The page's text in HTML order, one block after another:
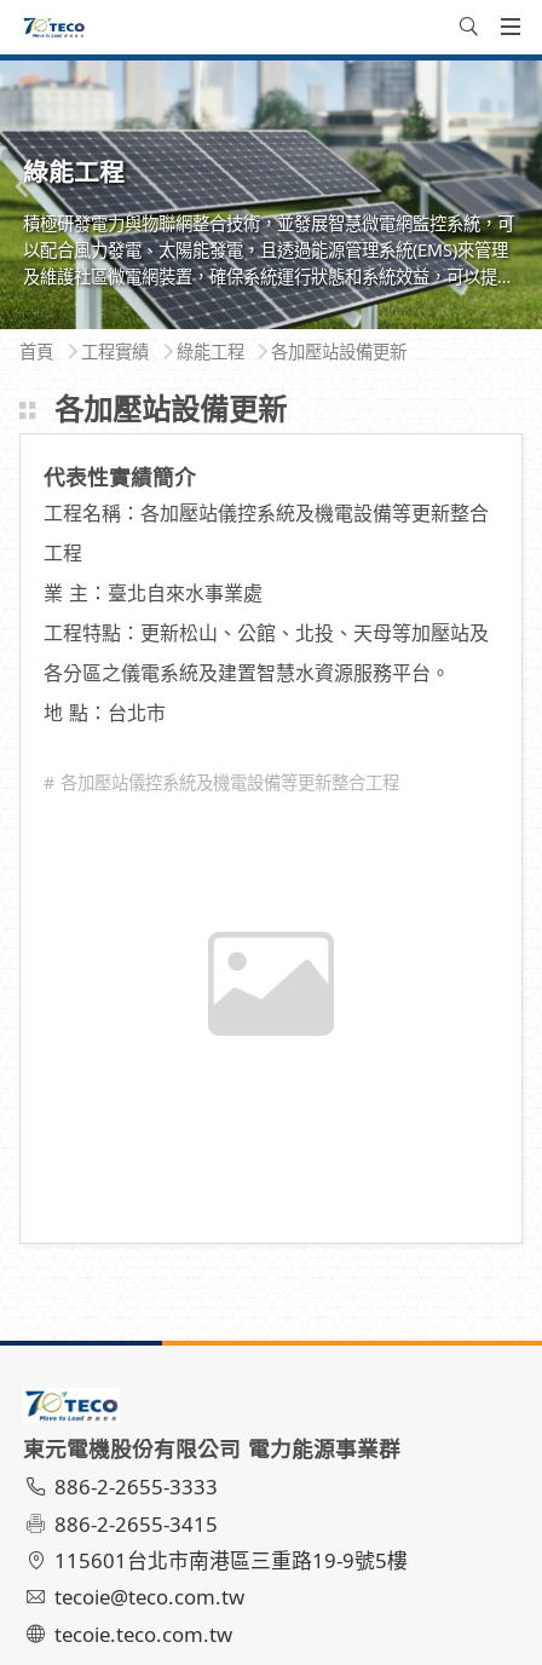
綠能工程
積極研發電力與物聯網整合技術，並發展智慧微電網監控系統，可
以配合風力發電、太陽能發電，且透過能源管理系統(EMS)來管理
及維護社區微電網裝置，確保系統運行狀態和系統效益，可以提供
住、商社區更整體的解決方案。
首頁 工程實績 綠能工程 各加壓站設備更新
各加壓站設備更新
代表性實績簡介
工程名稱：各加壓站儀控系統及機電設備等更新整合
工程
業 主：臺北自來水事業處
工程特點：更新松山、公館、北投、天母等加壓站及
各分區之儀電系統及建置智慧水資源服務平台。
地 點：台北市
# 各加壓站儀控系統及機電設備等更新整合工程
東元電機股份有限公司 電力能源事業群
886-2-2655-3333
886-2-2655-3415
115601台北市南港區三重路19-9號5樓
tecoie@teco.com.tw
tecoie.teco.com.tw